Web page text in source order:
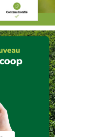
Canola spontané résistant aux herbicides, page